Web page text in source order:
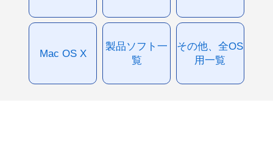
Mac OS X
製品ソフト一
覧
その他、全OS
用一覧